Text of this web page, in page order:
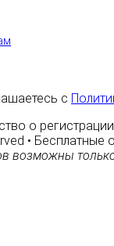
с
о
•
возможны